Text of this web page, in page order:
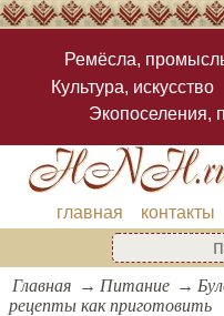
Ремёсла,
Культура, искусство
Экопоселения,
главная контакты
Главная Питание
рецепты как приготовить